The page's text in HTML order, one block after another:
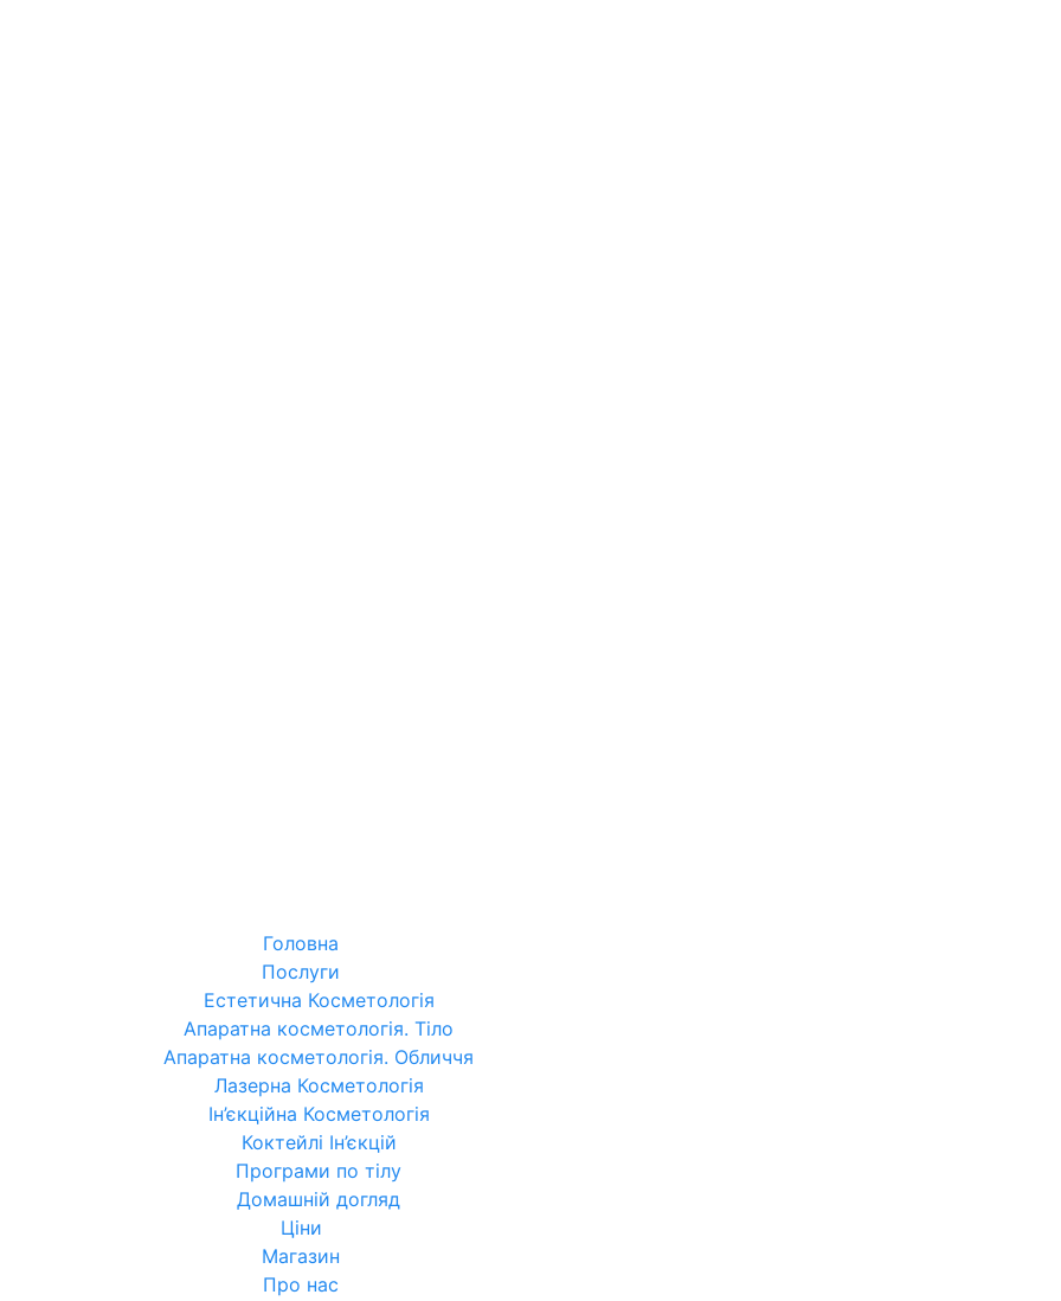
Головна
Послуги
Естетична Косметологія
Апаратна косметологія. Тіло
Апаратна косметологія. Обличчя
Лазерна Косметологія
Ін’єкційна Косметологія
Коктейлі Ін’єкцій
Програми по тілу
Домашній догляд
Ціни
Магазин
Про нас